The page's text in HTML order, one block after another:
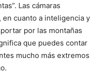
Las cámaras
cuanto a inteligencia y
por las montañas
que puedes contar
mucho más extremos